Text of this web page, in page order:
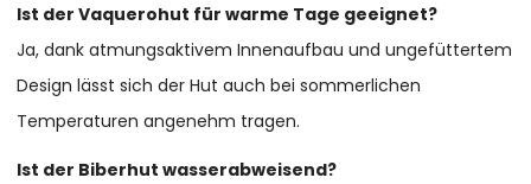
Ist der Vaquerohut für warme Tage geeignet?
Ja, dank atmungsaktivem Innenaufbau und ungefüttertem
Design lässt sich der Hut auch bei sommerlichen
Temperaturen angenehm tragen.
Ist der Biberhut wasserabweisend?